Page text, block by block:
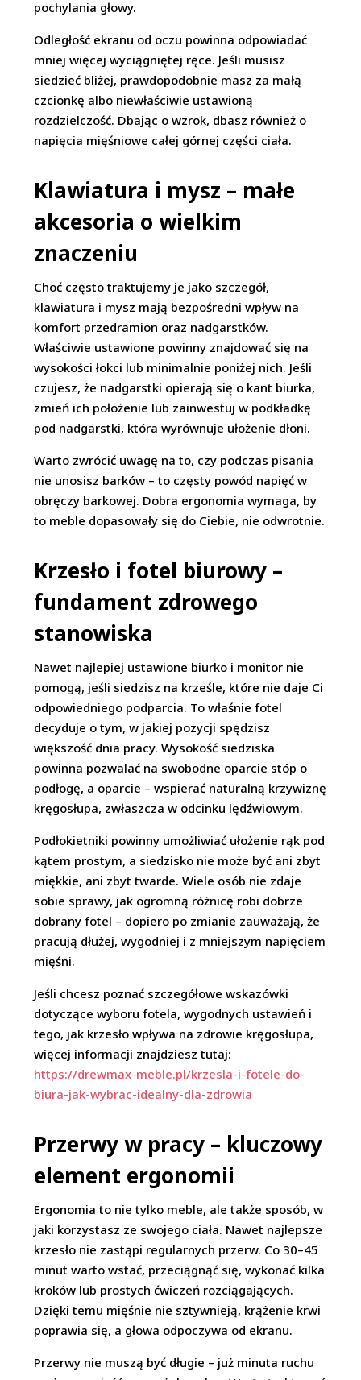
pochylania głowy.
Odległość ekranu od oczu powinna odpowiadać
mniej więcej wyciągniętej ręce. Jeśli musisz
siedzieć bliżej, prawdopodobnie masz za małą
czcionkę albo niewłaściwie ustawioną
rozdzielczość. Dbając o wzrok, dbasz również o
napięcia mięśniowe całej górnej części ciała.
Klawiatura i mysz – małe
akcesoria o wielkim
znaczeniu
Choć często traktujemy je jako szczegół,
klawiatura i mysz mają bezpośredni wpływ na
komfort przedramion oraz nadgarstków.
Właściwie ustawione powinny znajdować się na
wysokości łokci lub minimalnie poniżej nich. Jeśli
czujesz, że nadgarstki opierają się o kant biurka,
zmień ich położenie lub zainwestuj w podkładkę
pod nadgarstki, która wyrównuje ułożenie dłoni.
Warto zwrócić uwagę na to, czy podczas pisania
nie unosisz barków – to częsty powód napięć w
obręczy barkowej. Dobra ergonomia wymaga, by
to meble dopasowały się do Ciebie, nie odwrotnie.
Krzesło i fotel biurowy –
fundament zdrowego
stanowiska
Nawet najlepiej ustawione biurko i monitor nie
pomogą, jeśli siedzisz na krześle, które nie daje Ci
odpowiedniego podparcia. To właśnie fotel
decyduje o tym, w jakiej pozycji spędzisz
większość dnia pracy. Wysokość siedziska
powinna pozwalać na swobodne oparcie stóp o
podłogę, a oparcie – wspierać naturalną krzywiznę
kręgosłupa, zwłaszcza w odcinku lędźwiowym.
Podłokietniki powinny umożliwiać ułożenie rąk pod
kątem prostym, a siedzisko nie może być ani zbyt
miękkie, ani zbyt twarde. Wiele osób nie zdaje
sobie sprawy, jak ogromną różnicę robi dobrze
dobrany fotel – dopiero po zmianie zauważają, że
pracują dłużej, wygodniej i z mniejszym napięciem
mięśni.
Jeśli chcesz poznać szczegółowe wskazówki
dotyczące wyboru fotela, wygodnych ustawień i
tego, jak krzesło wpływa na zdrowie kręgosłupa,
więcej informacji znajdziesz tutaj:
https://drewmax-meble.pl/krzesla-i-fotele-do-
biura-jak-wybrac-idealny-dla-zdrowia
Przerwy w pracy – kluczowy
element ergonomii
Ergonomia to nie tylko meble, ale także sposób, w
jaki korzystasz ze swojego ciała. Nawet najlepsze
krzesło nie zastąpi regularnych przerw. Co 30–45
minut warto wstać, przeciągnąć się, wykonać kilka
kroków lub prostych ćwiczeń rozciągających.
Dzięki temu mięśnie nie sztywnieją, krążenie krwi
poprawia się, a głowa odpoczywa od ekranu.
Przerwy nie muszą być długie – już minuta ruchu